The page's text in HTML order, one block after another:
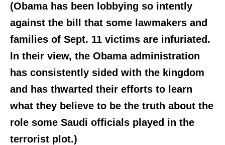
(Obama has been lobbying so intently
against the bill that some lawmakers and
families of Sept. 11 victims are infuriated.
In their view, the Obama administration
has consistently sided with the kingdom
and has thwarted their efforts to learn
what they believe to be the truth about the
role some Saudi officials played in the
terrorist plot.)